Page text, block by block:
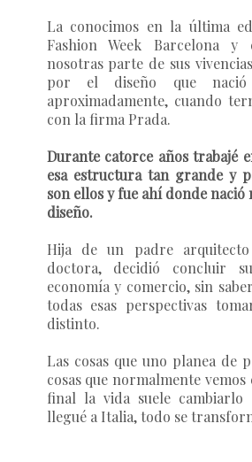
La conocimos en la última
Fashion Week Barcelona y
nosotras parte de sus
por el diseño que
aproximadamente, cuando
con la firma Prada.
Durante catorce años trabajé
esa estructura tan grande y
son ellos y fue ahí donde nació
diseño.
Hija de un padre
doctora, decidió concluir
economía y comercio, sin
todas esas perspectivas
distinto.
Las cosas que uno planea de
cosas que normalmente vemos
final la vida suele cambiarlo
llegué a Italia, todo se